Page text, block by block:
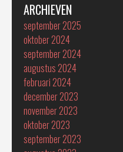
ARCHIEVEN
september 2025
oktober 2024
september 2024
augustus 2024
februari 2024
december 2023
november 2023
oktober 2023
september 2023